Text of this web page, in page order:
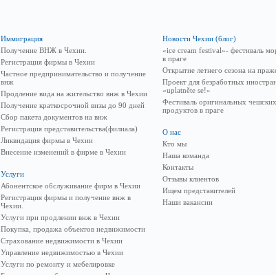
Иммиграция
Получение ВНЖ в Чехии.
Регистрация фирмы в Чехии
Частное предпринимательство и получение
внж
Продление вида на жительство внж в Чехии
Получение краткосрочной визы до 90 дней
Сбор пакета документов на внж
Регистрация представительства(филиала)
Ликвидация фирмы в Чехии
Внесение изменений в фирме в Чехии
Услуги
Абонентское обслуживание фирм в Чехии
Регистрация фирмы и получение внж в
Чехии.
Услуги при продлении внж в Чехии
Покупка, продажа объектов недвижимости
Страхование недвижимости в Чехии
Управление недвижимостью в Чехии
Услуги по ремонту и мебелировке
Новости Чехии (блог)
«ice cream festival»- фестиваль
в праге
Открытие летнего сезона на
Проект для безработных
«uplatněte se!»
Фестиваль оригинальных чешских
продуктов в праге
О нас
Кто мы
Наша команда
Контакты
Отзывы клиентов
Ищем представителей
Наши вакансии